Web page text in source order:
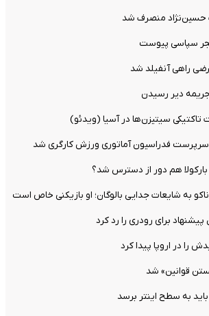
حسین‌نژاد منصرف شد
سپاسی پیوست
راهی آنفیلد شد
جریمه دیر رسیدن
تاکتیکی سیتیزن‌ها در آسیا (ویدئو)
فدراسیون آماتوری ورزش کارگری شد
هم دور از دسترس شد؟
به شایعات جدایی بالوگان؛ او بازیکنی خاص است
برای رودری را رد کرد
را در اروپا پیدا کرد
قوانین» شد
به سطح اینتر برسد